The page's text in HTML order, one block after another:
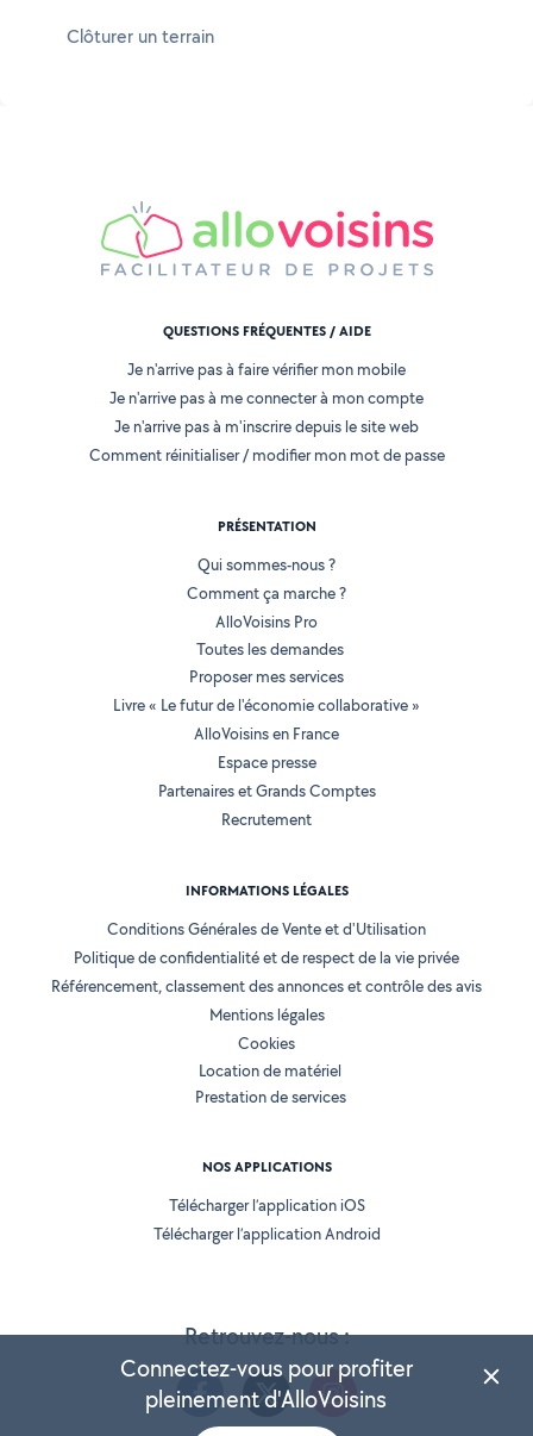
Clôturer un terrain
Retrouvez-nous :
QUESTIONS FRÉQUENTES / AIDE
Je n'arrive pas à faire vérifier mon mobile
Je n'arrive pas à me connecter à mon compte
Je n'arrive pas à m'inscrire depuis le site web
Comment réinitialiser / modifier mon mot de passe
PRÉSENTATION
Qui sommes-nous ?
Comment ça marche ?
AlloVoisins Pro
Toutes les demandes
Proposer mes services
Livre « Le futur de l'économie collaborative »
AlloVoisins en France
Espace presse
Partenaires et Grands Comptes
Recrutement
INFORMATIONS LÉGALES
Conditions Générales de Vente et d'Utilisation
Politique de confidentialité et de respect de la vie privée
Référencement, classement des annonces et contrôle des avis
Mentions légales
Cookies
Location de matériel
Prestation de services
NOS APPLICATIONS
Télécharger l’application iOS
Télécharger l’application Android
Connectez-vous pour profiter
pleinement d'AlloVoisins